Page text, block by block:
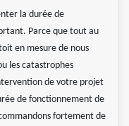
la durée de
Parce que tout au
en mesure de nous
les catastrophes
de votre projet
de fonctionnement de
fortement de